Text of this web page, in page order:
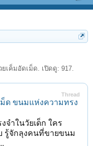
เค็มอัดเม็ด. เปิดดู: 917.
Thread
ม็ด ขนมแห่งความทรง
จำในวัยเด็ก ใคร
รู้จักลุงคนที่ขายขนม